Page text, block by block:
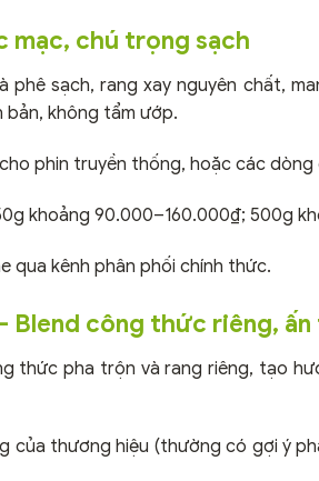
mạc, chú trọng sạch
phê sạch, rang xay nguyên chất,
bản, không tẩm ướp.
phin truyền thống, hoặc các
khoảng 90.000–160.000₫; 500g
qua kênh phân phối chính thức.
Blend công thức riêng,
thức pha trộn và rang riêng, tạo
của thương hiệu (thường có gợi ý